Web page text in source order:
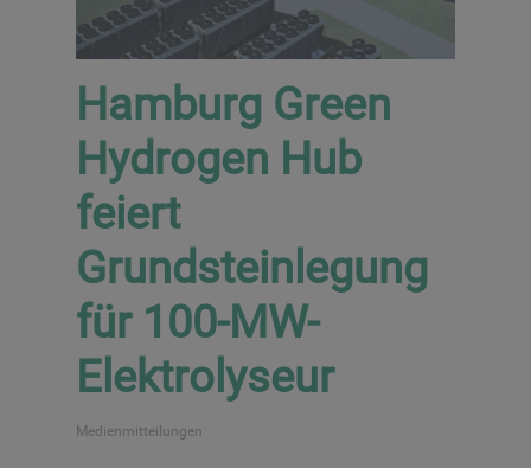
Hamburg Green
Hydrogen Hub
feiert
Grundsteinlegung
für 100-MW-
Elektrolyseur
Medienmitteilungen